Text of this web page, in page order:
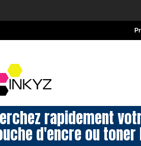
rapidement
d'encre ou toner